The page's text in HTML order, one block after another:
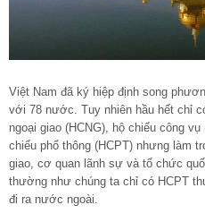
Việt Nam đã ký hiệp định song
với 78 nước. Tuy nhiên hầu hết chỉ
ngoại giao (HCNG), hộ chiếu công
chiếu phổ thông (HCPT) nhưng làm
giao, cơ quan lãnh sự và tổ chức
thường như chúng ta chỉ có HCPT
đi ra nước ngoài.